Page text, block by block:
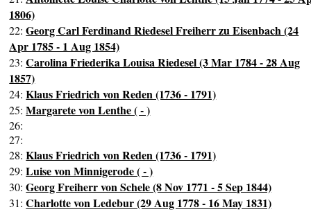
1806)
22:Georg Carl Ferdinand Riedesel Freiherr zu Eisenbach (24
Apr 1785 - 1 Aug 1854)
23:Carolina Friederika Louisa Riedesel (3 Mar 1784 - 28 Aug
1857)
24:Klaus Friedrich von Reden (1736 - 1791)
25:Margarete von Lenthe ( - )
26:
27:
28:Klaus Friedrich von Reden (1736 - 1791)
29:Luise von Minnigerode ( - )
30:Georg Freiherr von Schele (8 Nov 1771 - 5 Sep 1844)
31:Charlotte von Ledebur (29 Aug 1778 - 16 May 1831)